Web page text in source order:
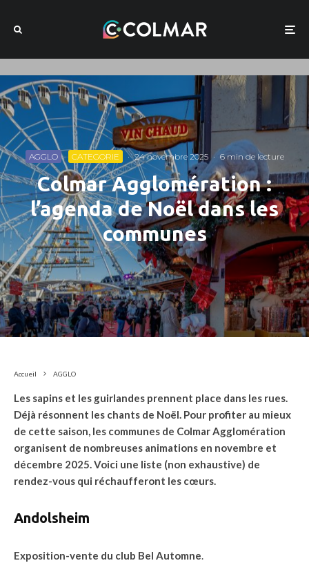
AGGLO CATEGORIE · 24 novembre 2025 · 6 min de lecture
Colmar Agglomération :
l’agenda de Noël dans les
communes
Accueil AGGLO
Les sapins et les guirlandes prennent place dans les rues.
Déjà résonnent les chants de Noël. Pour profiter au mieux
de cette saison, les communes de Colmar Agglomération
organisent de nombreuses animations en novembre et
décembre 2025. Voici une liste (non exhaustive) de
rendez-vous qui réchaufferont les cœurs.
Andolsheim
Exposition-vente du club Bel Automne.